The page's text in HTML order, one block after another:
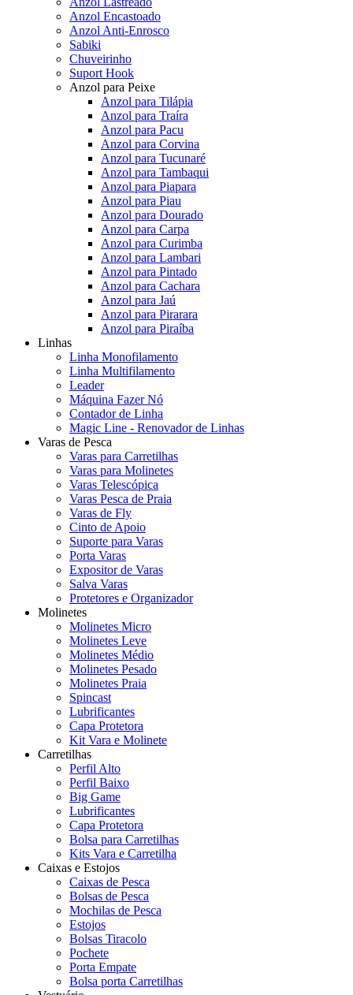
Anzol Encastoado
Anzol Anti-Enrosco
Sabiki
Chuveirinho
Suport Hook
Anzol para Peixe
Anzol para Tilápia
Anzol para Traíra
Anzol para Pacu
Anzol para Corvina
Anzol para Tucunaré
Anzol para Tambaqui
Anzol para Piapara
Anzol para Piau
Anzol para Dourado
Anzol para Carpa
Anzol para Curimba
Anzol para Lambari
Anzol para Pintado
Anzol para Cachara
Anzol para Jaú
Anzol para Pirarara
Anzol para Piraíba
Linhas
Linha Monofilamento
Linha Multifilamento
Leader
Máquina Fazer Nó
Contador de Linha
Magic Line - Renovador de Linhas
Varas de Pesca
Varas para Carretilhas
Varas para Molinetes
Varas Telescópica
Varas Pesca de Praia
Varas de Fly
Cinto de Apoio
Suporte para Varas
Porta Varas
Expositor de Varas
Salva Varas
Protetores e Organizador
Molinetes
Molinetes Micro
Molinetes Leve
Molinetes Médio
Molinetes Pesado
Molinetes Praia
Spincast
Lubrificantes
Capa Protetora
Kit Vara e Molinete
Carretilhas
Perfil Alto
Perfil Baixo
Big Game
Lubrificantes
Capa Protetora
Bolsa para Carretilhas
Kits Vara e Carretilha
Caixas e Estojos
Caixas de Pesca
Bolsas de Pesca
Mochilas de Pesca
Estojos
Bolsas Tiracolo
Pochete
Porta Empate
Bolsa porta Carretilhas